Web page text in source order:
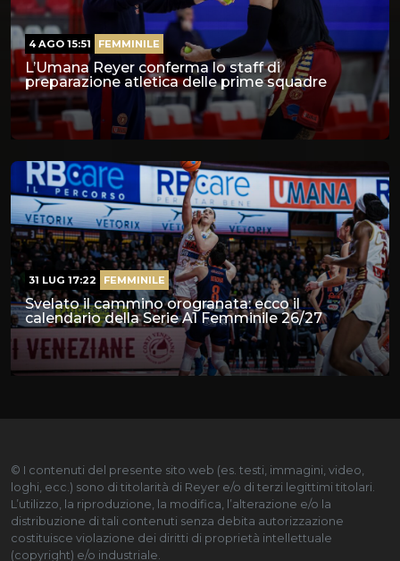
L’Umana Reyer conferma lo staff di
preparazione atletica delle prime squadre
4 AGO 15:51 FEMMINILE
Svelato il cammino orogranata: ecco il
calendario della Serie A1 Femminile 26/27
31 LUG 17:22 FEMMINILE
© I contenuti del presente sito web (es. testi, immagini, video,
loghi, ecc.) sono di titolarità di Reyer e/o di terzi legittimi titolari.
L’utilizzo, la riproduzione, la modifica, l’alterazione e/o la
distribuzione di tali contenuti senza debita autorizzazione
costituisce violazione dei diritti di proprietà intellettuale
(copyright) e/o industriale.